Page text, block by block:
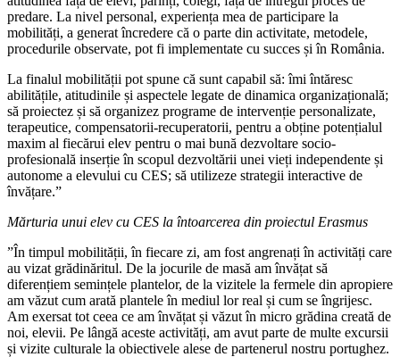
predare. La nivel personal, experiența mea de participare la
mobilități, a generat încredere că o parte din activitate, metodele,
procedurile observate, pot fi implementate cu succes și în România.
La finalul mobilității pot spune că sunt capabil să: îmi întăresc
abilitățile, atitudinile și aspectele legate de dinamica organizațională;
să proiectez și să organizez programe de intervenție personalizate,
terapeutice, compensatorii-recuperatorii, pentru a obține potențialul
maxim al fiecărui elev pentru o mai bună dezvoltare socio-
profesională inserție în scopul dezvoltării unei vieți independente și
autonome a elevului cu CES; să utilizeze strategii interactive de
învățare.”
Mărturia unui elev cu CES la întoarcerea din proiectul Erasmus
”În timpul mobilității, în fiecare zi, am fost angrenați în activități care
au vizat grădinăritul. De la jocurile de masă am învățat să
diferențiem semințele plantelor, de la vizitele la fermele din apropiere
am văzut cum arată plantele în mediul lor real și cum se îngrijesc.
Am exersat tot ceea ce am învățat și văzut în micro grădina creată de
noi, elevii. Pe lângă aceste activități, am avut parte de multe excursii
și vizite culturale la obiectivele alese de partenerul nostru portughez.